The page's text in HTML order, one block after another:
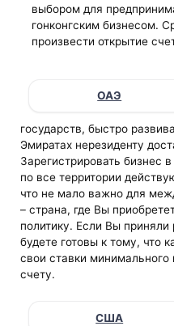
выбором для
гонконгским бизнесом.
произвести открытие
ОАЭ
государств, быстро
Эмиратах нерезиденту
Зарегистрировать бизнес
по все территории
что не мало важно для
– страна, где Вы
политику. Если Вы
будете готовы к тому, что
свои ставки минимального
счету.
США